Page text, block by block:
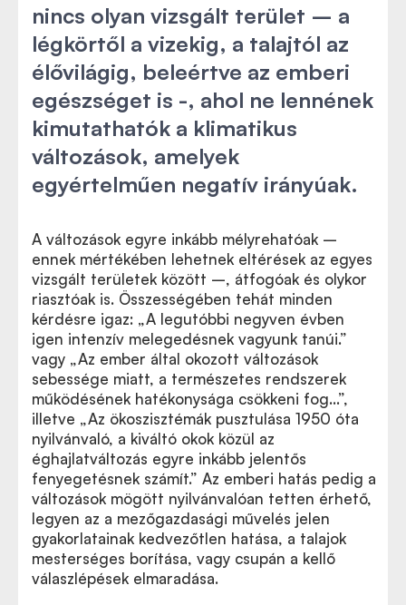
nincs olyan vizsgált terület – a
légkörtől a vizekig, a talajtól az
élővilágig, beleértve az emberi
egészséget is -, ahol ne lennének
kimutathatók a klimatikus
változások, amelyek
egyértelműen negatív irányúak.
A változások egyre inkább mélyrehatóak –
ennek mértékében lehetnek eltérések az egyes
vizsgált területek között –, átfogóak és olykor
riasztóak is. Összességében tehát minden
kérdésre igaz: „A legutóbbi negyven évben
igen intenzív melegedésnek vagyunk tanúi.”
vagy „Az ember által okozott változások
sebessége miatt, a természetes rendszerek
működésének hatékonysága csökkeni fog…”,
illetve „Az ökoszisztémák pusztulása 1950 óta
nyilvánvaló, a kiváltó okok közül az
éghajlatváltozás egyre inkább jelentős
fenyegetésnek számít.” Az emberi hatás pedig a
változások mögött nyilvánvalóan tetten érhető,
legyen az a mezőgazdasági művelés jelen
gyakorlatainak kedvezőtlen hatása, a talajok
mesterséges borítása, vagy csupán a kellő
válaszlépések elmaradása.